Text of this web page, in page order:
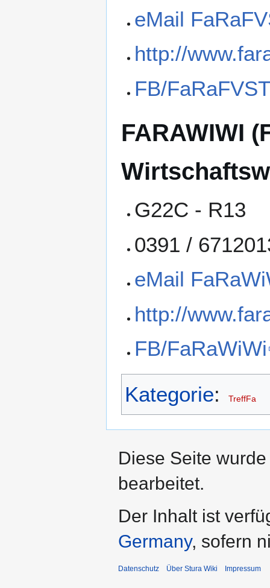
eMail
http://
FB/
FARAWIWI
G22C - R13
0391 /
eMail
http://
FB/FaRaWiWi
Kategorie: TreffFa
Diese Seite
bearbeitet.
Der Inhalt ist
Germany, sofern
Datenschutz Über Stura Wiki Impressum